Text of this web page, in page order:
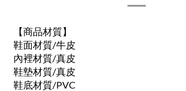
【商品材質】
鞋面材質/牛皮
內裡材質/真皮
鞋墊材質/真皮
鞋底材質/PVC